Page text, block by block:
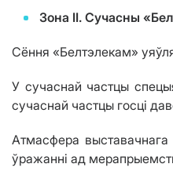
Зона II. Сучасны
Сёння «Белтэлекам»
У сучаснай частцы
сучаснай частцы госці
Атмасфера
ўражанні ад